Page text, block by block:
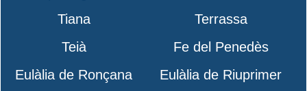
Tiana
Terrassa
Teià
Fe del Penedès
Eulàlia de Ronçana
Eulàlia de Riuprimer